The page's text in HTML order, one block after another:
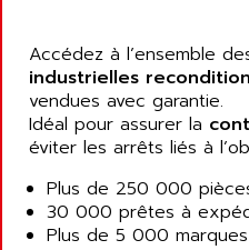
SMT
SMTB
SMT-BSI
CPX37
CE65
ROD 426
SINUMERIK 840C
AKA
AKER
AKIM AG
AKKU
AKO
ALACATEL
Accédez à l’ensemble
industrielles
vendues avec garantie.
Idéal pour assurer la
éviter les arrêts liés à
Plus de 250 000
30 000 prêtes à
Plus de 5 000